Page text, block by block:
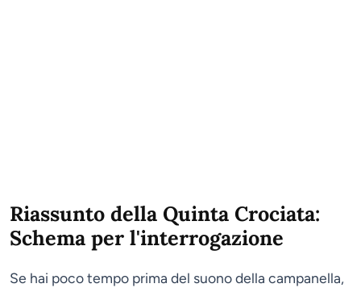
Riassunto della Quinta Crociata:
Schema per l'interrogazione
Se hai poco tempo prima del suono della campanella,